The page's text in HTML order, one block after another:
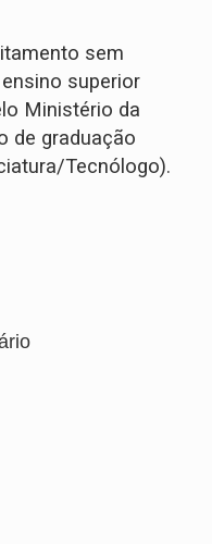
sem
superior
Ministério da
de graduação
Tecnólogo).